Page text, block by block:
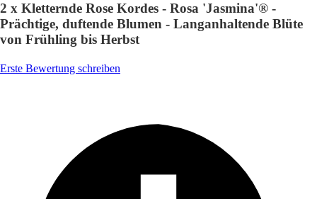
2 x Kletternde Rose Kordes - Rosa 'Jasmina'® -
Prächtige, duftende Blumen - Langanhaltende Blüte
von Frühling bis Herbst
Erste Bewertung schreiben